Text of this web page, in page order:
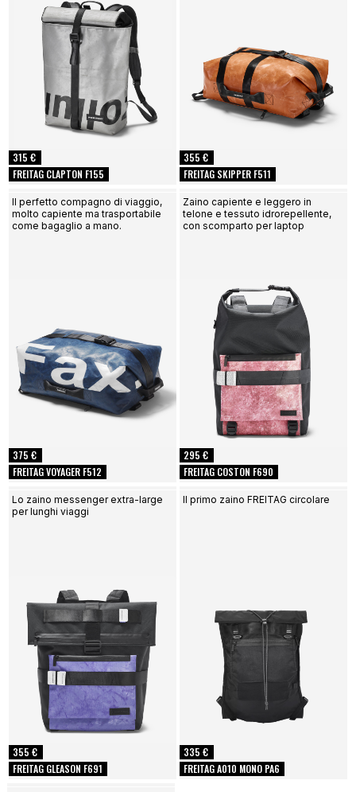
FREITAG CLAPTON F155
315 €
FREITAG SKIPPER F511
355 €
FREITAG VOYAGER F512
375 €
Il perfetto compagno di viaggio,
molto capiente ma trasportabile
come bagaglio a mano.
FREITAG COSTON F690
295 €
Zaino capiente e leggero in
telone e tessuto idrorepellente,
con scomparto per laptop
FREITAG GLEASON F691
355 €
Lo zaino messenger extra-large
per lunghi viaggi
FREITAG A010 MONO PA6
335 €
Il primo zaino FREITAG circolare